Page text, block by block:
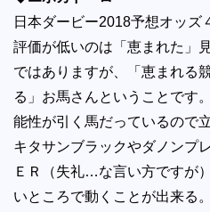
日本ダービー2018予想オッズ
評価が低いのは「恵まれた」
ではありますが、「恵まれる
る」お馬さんということです
能性が引く馬だっているので
キタサンブラックやダノンプ
ＥＲ（失礼…な言い方ですが
いところで動くことが出来る